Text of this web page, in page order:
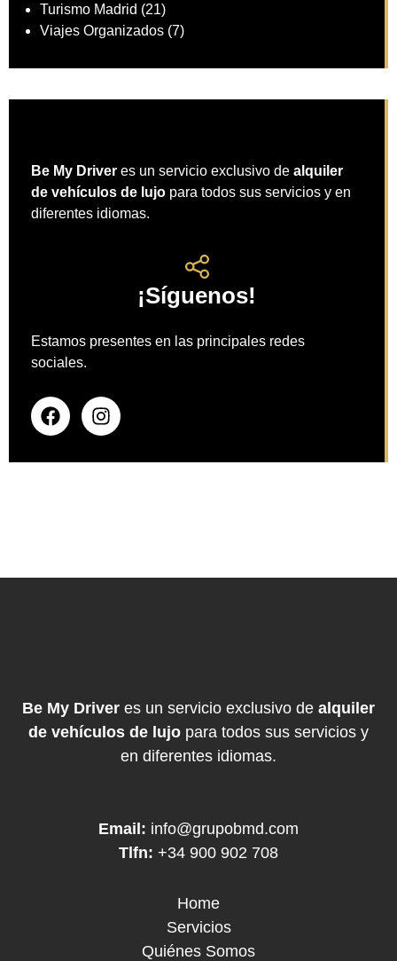
Turismo Madrid (21)
Viajes Organizados (7)
Be My Driver es un servicio exclusivo de alquiler
de vehículos de lujo para todos sus servicios y en
diferentes idiomas.
¡Síguenos!
Estamos presentes en las principales redes
sociales.
Be My Driver es un servicio exclusivo de alquiler
de vehículos de lujo para todos sus servicios y
en diferentes idiomas.
Email: info@grupobmd.com
Tlfn: +34 900 902 708
Home
Servicios
Quiénes Somos